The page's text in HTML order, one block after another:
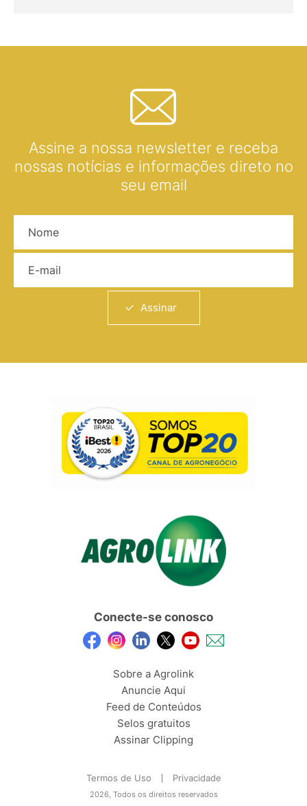
Assine a nossa newsletter e receba
nossas notícias e informações direto no
seu email
Assinar
Conecte-se conosco
Sobre a Agrolink
Anuncie Aqui
Feed de Conteúdos
Selos gratuitos
Assinar Clipping
Termos de Uso Privacidade
2026, Todos os direitos reservados